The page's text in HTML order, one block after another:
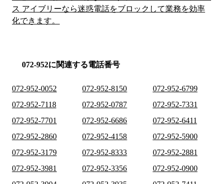
ス アイブリーなら迷惑電話をブロックして業務を効率
化できます。
072-952に関連する電話番号
072-952-0052 072-952-8150
072-952-6799
072-952-7118
072-952-0787
072-952-7331
072-952-7701
072-952-6686
072-952-6411
072-952-2860
072-952-4158
072-952-5900
072-952-3179
072-952-8333
072-952-2881
072-952-3981
072-952-3356
072-952-0900